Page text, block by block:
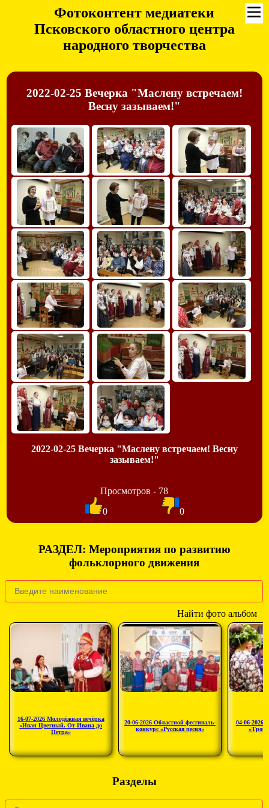
Фотоконтент медиатеки
Псковского областного центра
народного творчества
2022-02-25 Вечерка "Маслену встречаем!
Весну зазываем!"
2022-02-25 Вечерка "Маслену встречаем! Весну
зазываем!"
Просмотров - 78
0
0
РАЗДЕЛ: Мероприятия по развитию
фольклорного движения
Найти фото альбом
16-07-2026 Молодёжная вечёрка
«Иван Цветный. От Ивана до
Петра»
20-06-2026 Областной фестиваль-
конкурс «Русская песня»
04-06-2026
Разделы